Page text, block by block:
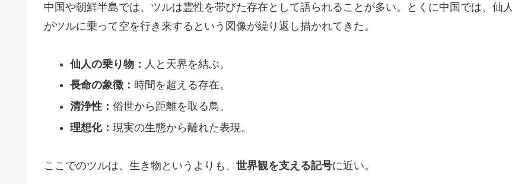
中国や朝鮮半島では、ツルは霊性を帯びた存在として語られることが多い。とくに中国では、仙人
がツルに乗って空を行き来するという図像が繰り返し描かれてきた。
仙人の乗り物： 人と天界を結ぶ。
長命の象徴： 時間を超える存在。
清浄性： 俗世から距離を取る鳥。
理想化： 現実の生態から離れた表現。
ここでのツルは、生き物というよりも、 世界観を支える記号に近い。